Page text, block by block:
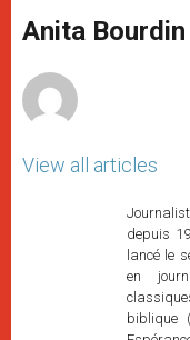
p
p
g
e
o
k
r
Anita Bourdin
View all articles
depuis
lancé le
en
biblique